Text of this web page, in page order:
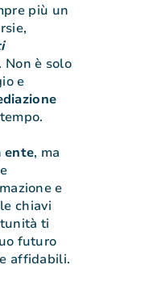
più un
è solo
e
ente, ma
e
chiavi
ti
futuro
affidabili.